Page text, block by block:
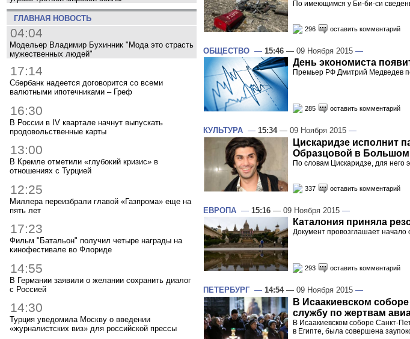
ГЛАВНАЯ НОВОСТЬ
04:04
Модельер Владимир Бухинник "Мода это страсть
мужественных людей"
17:14
Сбербанк надеется договорится со всеми
валютными ипотечниками – Греф
16:30
В России в IV квартале начнут выпускать
продовольственные карты
13:00
В Кремле отметили «глубокий кризис» в
отношениях с Турцией
12:25
Миллера переизбрали главой «Газпрома» еще на
пять лет
17:23
Фильм "Батальон" получил четыре награды на
кинофестивале во Флориде
14:55
В Германии заявили о желании сохранить диалог
с Россией
14:30
Турция уведомила Москву о введении
«журналистских виз» для российской прессы
По имеющимся у Би-би-си
296 оставить комментарий
ОБЩЕСТВО — 15:46 — 09 Ноября 2015 —
День экономиста
Премьер РФ Дмитрий Медведев
285 оставить комментарий
КУЛЬТУРА — 15:34— 09 Ноября 2015 —
Цискаридзе исполнит
Образцовой в Большом
По словам Цискаридзе, для него
337 оставить комментарий
ЕВРОПА — 15:16 — 09 Ноября 2015 —
Каталония приняла
Документ провозглашает начало
293 оставить комментарий
ПЕТЕРБУРГ — 14:54— 09 Ноября 2015 —
В Исаакиевском
службу по жертвам
В Исаакиевском соборе Санкт-
в Египте, была совершена